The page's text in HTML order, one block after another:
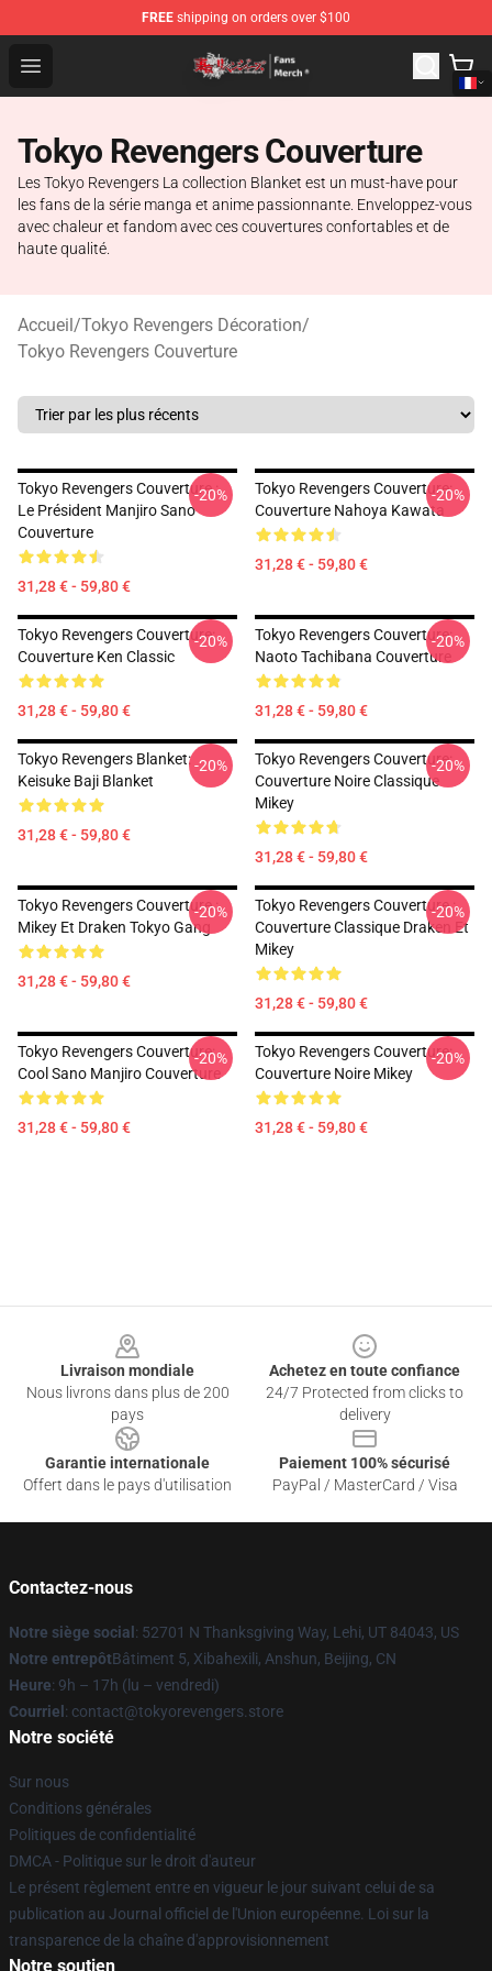
FREE shipping on orders over $100
Open menu
Tokyo Revengers Store - Official Tokyo Revengers
Tokyo Revengers Couverture
Les Tokyo Revengers La collection Blanket est un must-have pour
les fans de la série manga et anime passionnante. Enveloppez-vous
avec chaleur et fandom avec ces couvertures confortables et de
haute qualité.
Accueil/Tokyo Revengers Décoration/
Tokyo Revengers Couverture
Tokyo Revengers Couverture :
Le Président Manjiro Sano
Couverture
31,28 € - 59,80 €
-20%
Tokyo Revengers Couverture:
Couverture Nahoya Kawata
31,28 € - 59,80 €
-20%
Tokyo Revengers Couverture:
Couverture Ken Classic
31,28 € - 59,80 €
-20%
Tokyo Revengers Couverture:
Naoto Tachibana Couverture
31,28 € - 59,80 €
-20%
Tokyo Revengers Blanket:
Keisuke Baji Blanket
31,28 € - 59,80 €
-20%
Tokyo Revengers Couverture:
Couverture Noire Classique
Mikey
31,28 € - 59,80 €
-20%
Tokyo Revengers Couverture :
Mikey Et Draken Tokyo Gang
31,28 € - 59,80 €
-20%
Tokyo Revengers Couverture :
Couverture Classique Draken Et
Mikey
31,28 € - 59,80 €
-20%
Tokyo Revengers Couverture:
Cool Sano Manjiro Couverture
31,28 € - 59,80 €
-20%
Tokyo Revengers Couverture:
Couverture Noire Mikey
31,28 € - 59,80 €
-20%
Livraison mondiale
Nous livrons dans plus de 200
pays
Achetez en toute confiance
24/7 Protected from clicks to
delivery
Garantie internationale
Offert dans le pays d'utilisation
Paiement 100% sécurisé
PayPal / MasterCard / Visa
Contactez-nous
Notre siège social : 52701 N Thanksgiving Way, Lehi, UT 84043, US
Notre entrepôtBâtiment 5, Xibahexili, Anshun, Beijing, CN
Heure: 9h – 17h (lu – vendredi)
Courriel : contact@tokyorevengers.store
Notre société
Sur nous
Conditions générales
Politiques de confidentialité
DMCA - Politique sur le droit d'auteur
Le présent règlement entre en vigueur le jour suivant celui de sa
publication au Journal officiel de l'Union européenne. Loi sur la
transparence de la chaîne d'approvisionnement
Notre soutien